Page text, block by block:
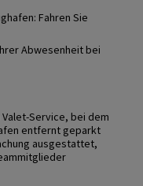
Fahren Sie
Abwesenheit bei
Service, bei dem
entfernt geparkt
ausgestattet,